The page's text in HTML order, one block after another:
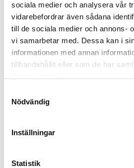
sociala medier och analysera vår
vidarebefordrar även sådana
till de sociala medier och annons-
vi samarbetar med. Dessa kan i
informationen med annan
tillhandahållit eller som de har
Nödvändig
Inställningar
Statistik
Det är